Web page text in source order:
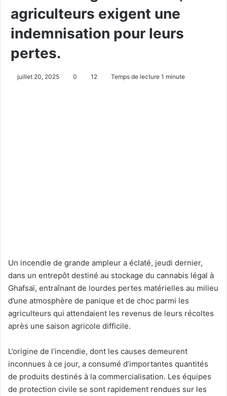
agriculteurs exigent une
indemnisation pour leurs
pertes.
juillet 20, 2025 0 12 Temps de lecture 1 minute
Un incendie de grande ampleur a éclaté, jeudi dernier,
dans un entrepôt destiné au stockage du cannabis légal à
Ghafsaï, entraînant de lourdes pertes matérielles au milieu
d’une atmosphère de panique et de choc parmi les
agriculteurs qui attendaient les revenus de leurs récoltes
après une saison agricole difficile.
L’origine de l’incendie, dont les causes demeurent
inconnues à ce jour, a consumé d’importantes quantités
de produits destinés à la commercialisation. Les équipes
de protection civile se sont rapidement rendues sur les